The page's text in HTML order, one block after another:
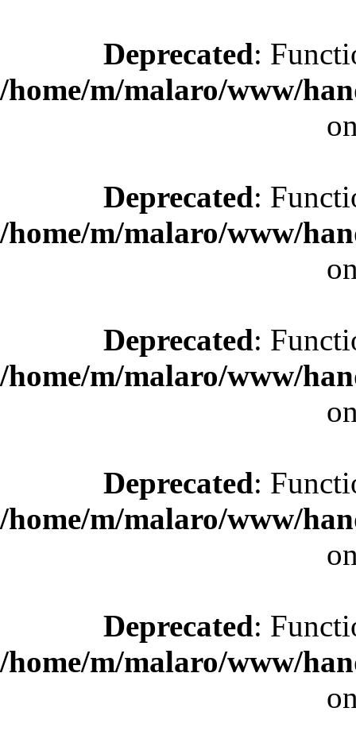
Deprecated:
/home/m/malaro/www/
Deprecated:
/home/m/malaro/www/
Deprecated:
/home/m/malaro/www/
Deprecated:
/home/m/malaro/www/
Deprecated:
/home/m/malaro/www/